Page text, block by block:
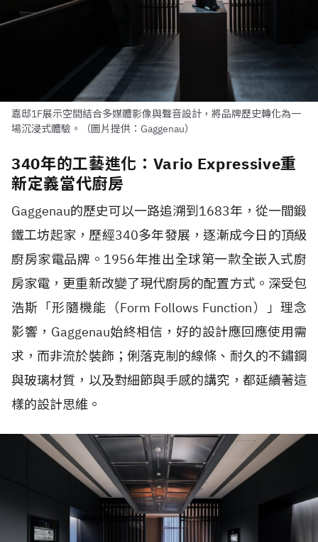
嘉邸1F展示空間結合多媒體影像與聲音設計，將品牌歷史轉化為一
場沉浸式體驗。（圖片提供：Gaggenau）
340年的工藝進化：Vario Expressive重
新定義當代廚房
Gaggenau的歷史可以一路追溯到1683年，從一間鍛
鐵工坊起家，歷經340多年發展，逐漸成今日的頂級
廚房家電品牌。1956年推出全球第一款全嵌入式廚
房家電，更重新改變了現代廚房的配置方式。深受包
浩斯「形隨機能（Form Follows Function）」理念
影響，Gaggenau始終相信，好的設計應回應使用需
求，而非流於裝飾；俐落克制的線條、耐久的不鏽鋼
與玻璃材質，以及對細節與手感的講究，都延續著這
樣的設計思維。